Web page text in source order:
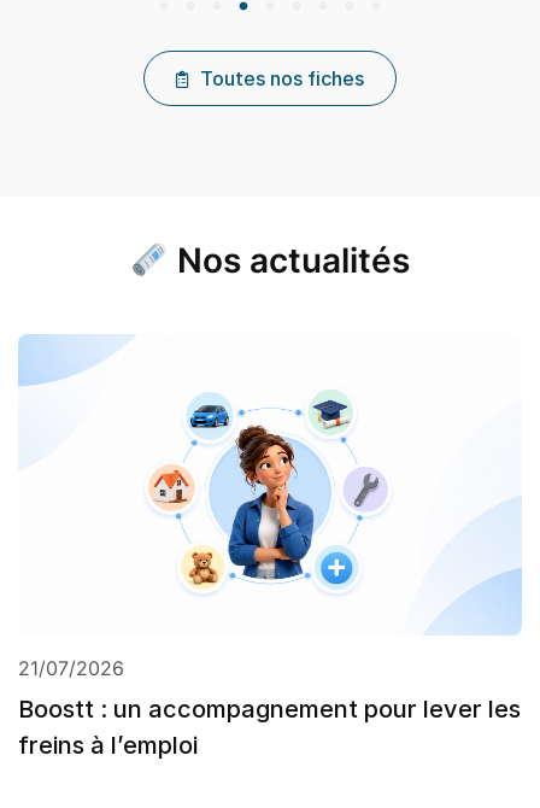
Toutes nos fiches
Nos actualités
21/07/2026
Boostt : un accompagnement pour lever les
freins à l’emploi